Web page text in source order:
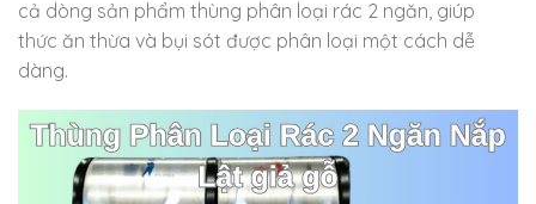
cả dòng sản phẩm thùng phân loại rác 2 ngăn, giúp
thức ăn thừa và bụi sót được phân loại một cách dễ
dàng.